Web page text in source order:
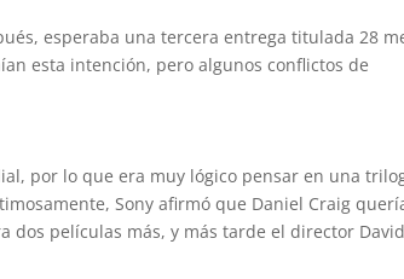
esperaba una tercera entrega titulada 28
esta intención, pero algunos conflictos de
por lo que era muy lógico pensar en una
Sony afirmó que Daniel Craig
películas más, y más tarde el director David